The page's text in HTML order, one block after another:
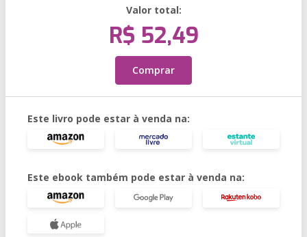
Valor total:
R$ 52,49
Comprar
Este livro pode estar à venda na:
Este ebook também pode estar à venda na: